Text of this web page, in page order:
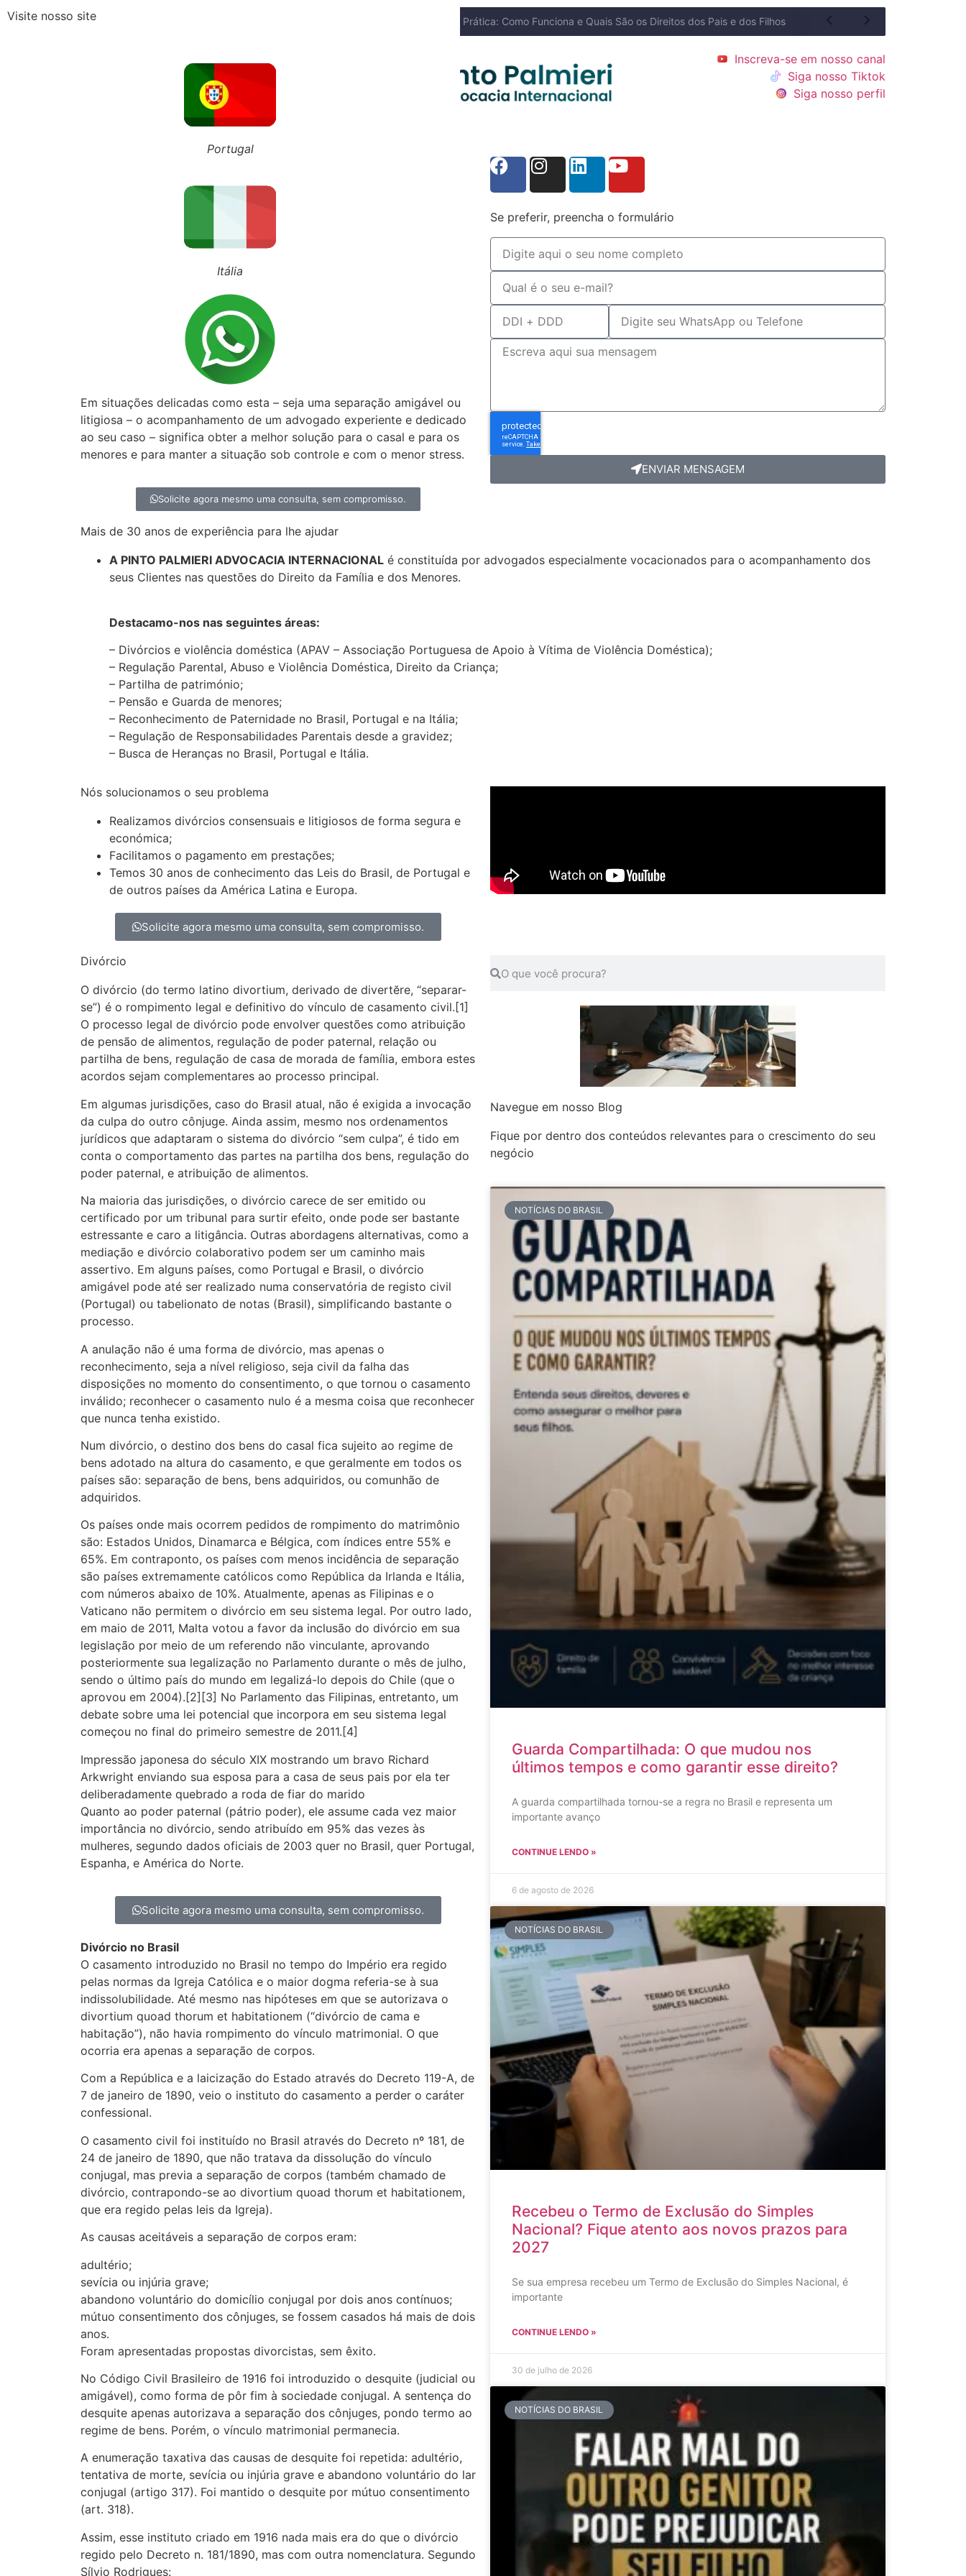
ÚLTIMOS POSTS Guarda Compartilhada na Prática: Como Funciona e Quais São os Direitos dos Pais e dos Filhos
+351 911 016 989
+39 348 385 1883
Inscreva-se em nosso canal
Siga nosso Tiktok
Siga nosso perfil
Precisa de um advogado
especialista em Divórcio?
Em situações delicadas como esta – seja uma separação amigável ou
litigiosa – o acompanhamento de um advogado experiente e dedicado
ao seu caso – significa obter a melhor solução para o casal e para os
menores e para manter a situação sob controle e com o menor stress.
Solicite agora mesmo uma consulta, sem compromisso.
Se preferir, preencha o formulário
ENVIAR MENSAGEM
Mais de 30 anos de experiência para lhe ajudar
A PINTO PALMIERI ADVOCACIA INTERNACIONAL é constituída por advogados especialmente vocacionados para o acompanhamento dos
seus Clientes nas questões do Direito da Família e dos Menores.
Destacamo-nos nas seguintes áreas:
– Divórcios e violência doméstica (APAV – Associação Portuguesa de Apoio à Vítima de Violência Doméstica);
– Regulação Parental, Abuso e Violência Doméstica, Direito da Criança;
– Partilha de património;
– Pensão e Guarda de menores;
– Reconhecimento de Paternidade no Brasil, Portugal e na Itália;
– Regulação de Responsabilidades Parentais desde a gravidez;
– Busca de Heranças no Brasil, Portugal e Itália.
Nós solucionamos o seu problema
Realizamos divórcios consensuais e litigiosos de forma segura e
económica;
Facilitamos o pagamento em prestações;
Temos 30 anos de conhecimento das Leis do Brasil, de Portugal e
de outros países da América Latina e Europa.
Solicite agora mesmo uma consulta, sem compromisso.
Divórcio
O divórcio (do termo latino divortium, derivado de divertĕre, “separar-
se”) é o rompimento legal e definitivo do vínculo de casamento civil.[1]
O processo legal de divórcio pode envolver questões como atribuição
de pensão de alimentos, regulação de poder paternal, relação ou
partilha de bens, regulação de casa de morada de família, embora estes
acordos sejam complementares ao processo principal.
Em algumas jurisdições, caso do Brasil atual, não é exigida a invocação
da culpa do outro cônjuge. Ainda assim, mesmo nos ordenamentos
jurídicos que adaptaram o sistema do divórcio “sem culpa”, é tido em
conta o comportamento das partes na partilha dos bens, regulação do
poder paternal, e atribuição de alimentos.
Na maioria das jurisdições, o divórcio carece de ser emitido ou
certificado por um tribunal para surtir efeito, onde pode ser bastante
estressante e caro a litigância. Outras abordagens alternativas, como a
mediação e divórcio colaborativo podem ser um caminho mais
assertivo. Em alguns países, como Portugal e Brasil, o divórcio
amigável pode até ser realizado numa conservatória de registo civil
(Portugal) ou tabelionato de notas (Brasil), simplificando bastante o
processo.
A anulação não é uma forma de divórcio, mas apenas o
reconhecimento, seja a nível religioso, seja civil da falha das
disposições no momento do consentimento, o que tornou o casamento
inválido; reconhecer o casamento nulo é a mesma coisa que reconhecer
que nunca tenha existido.
Num divórcio, o destino dos bens do casal fica sujeito ao regime de
bens adotado na altura do casamento, e que geralmente em todos os
países são: separação de bens, bens adquiridos, ou comunhão de
adquiridos.
Os países onde mais ocorrem pedidos de rompimento do matrimônio
são: Estados Unidos, Dinamarca e Bélgica, com índices entre 55% e
65%. Em contraponto, os países com menos incidência de separação
são países extremamente católicos como República da Irlanda e Itália,
com números abaixo de 10%. Atualmente, apenas as Filipinas e o
Vaticano não permitem o divórcio em seu sistema legal. Por outro lado,
em maio de 2011, Malta votou a favor da inclusão do divórcio em sua
legislação por meio de um referendo não vinculante, aprovando
posteriormente sua legalização no Parlamento durante o mês de julho,
sendo o último país do mundo em legalizá-lo depois do Chile (que o
aprovou em 2004).[2][3] No Parlamento das Filipinas, entretanto, um
debate sobre uma lei potencial que incorpora em seu sistema legal
começou no final do primeiro semestre de 2011.[4]
Impressão japonesa do século XIX mostrando um bravo Richard
Arkwright enviando sua esposa para a casa de seus pais por ela ter
deliberadamente quebrado a roda de fiar do marido
Quanto ao poder paternal (pátrio poder), ele assume cada vez maior
importância no divórcio, sendo atribuído em 95% das vezes às
mulheres, segundo dados oficiais de 2003 quer no Brasil, quer Portugal,
Espanha, e América do Norte.
Solicite agora mesmo uma consulta, sem compromisso.
Divórcio no Brasil
O casamento introduzido no Brasil no tempo do Império era regido
pelas normas da Igreja Católica e o maior dogma referia-se à sua
indissolubilidade. Até mesmo nas hipóteses em que se autorizava o
divortium quoad thorum et habitationem (“divórcio de cama e
habitação”), não havia rompimento do vínculo matrimonial. O que
ocorria era apenas a separação de corpos.
Com a República e a laicização do Estado através do Decreto 119-A, de
7 de janeiro de 1890, veio o instituto do casamento a perder o caráter
confessional.
O casamento civil foi instituído no Brasil através do Decreto nº 181, de
24 de janeiro de 1890, que não tratava da dissolução do vínculo
conjugal, mas previa a separação de corpos (também chamado de
divórcio, contrapondo-se ao divortium quoad thorum et habitationem,
que era regido pelas leis da Igreja).
As causas aceitáveis a separação de corpos eram:
adultério;
sevícia ou injúria grave;
abandono voluntário do domicílio conjugal por dois anos contínuos;
mútuo consentimento dos cônjuges, se fossem casados há mais de dois
anos.
Foram apresentadas propostas divorcistas, sem êxito.
No Código Civil Brasileiro de 1916 foi introduzido o desquite (judicial ou
amigável), como forma de pôr fim à sociedade conjugal. A sentença do
desquite apenas autorizava a separação dos cônjuges, pondo termo ao
regime de bens. Porém, o vínculo matrimonial permanecia.
A enumeração taxativa das causas de desquite foi repetida: adultério,
tentativa de morte, sevícia ou injúria grave e abandono voluntário do lar
conjugal (artigo 317). Foi mantido o desquite por mútuo consentimento
(art. 318).
Assim, esse instituto criado em 1916 nada mais era do que o divórcio
regido pelo Decreto n. 181/1890, mas com outra nomenclatura. Segundo
Sílvio Rodrigues:
Navegue em nosso Blog
Fique por dentro dos conteúdos relevantes para o crescimento do seu
negócio
NOTÍCIAS DO BRASIL
Guarda Compartilhada: O que mudou nos
últimos tempos e como garantir esse direito?
A guarda compartilhada tornou-se a regra no Brasil e representa um
importante avanço
CONTINUE LENDO »
6 de agosto de 2026
NOTÍCIAS DO BRASIL
Recebeu o Termo de Exclusão do Simples
Nacional? Fique atento aos novos prazos para
2027
Se sua empresa recebeu um Termo de Exclusão do Simples Nacional, é
importante
CONTINUE LENDO »
30 de julho de 2026
NOTÍCIAS DO BRASIL
Visite nosso site
Portugal
Itália